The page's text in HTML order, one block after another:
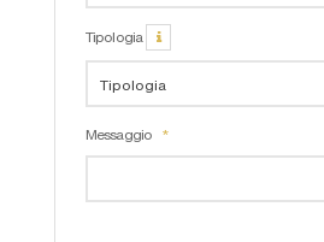
Tipologia
Messaggio